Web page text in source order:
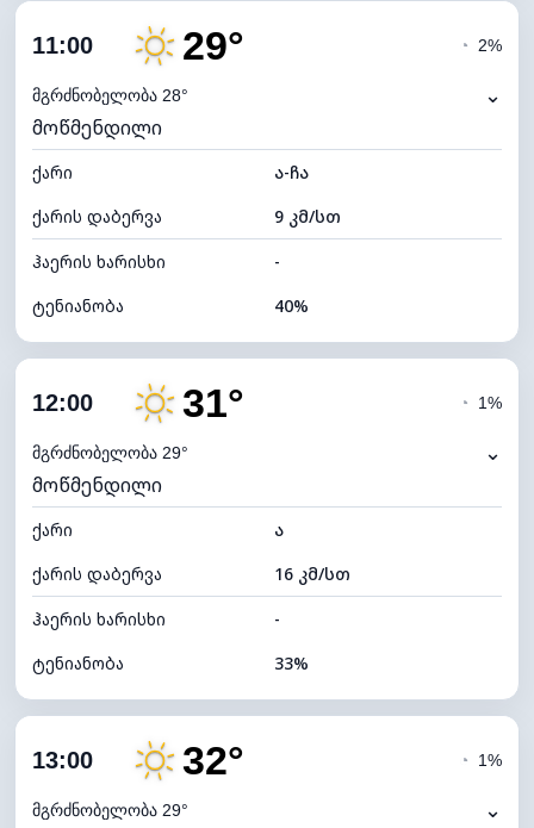
ღრუბლიანობა
ნამის წერტილი
ხილვადობა
განათების ინდექსი 7 (ნათელი)
ღრუბლის სიმაღლე 10080 მ
11:00 29°
მგრძნობელობა 28°
◔ 2%
⌄
მოწმენდილი
ქარი
ა-ჩა
ქარის დაბერვა
9 კმ/სთ
ჰაერის ხარისხი
-
ტენიანობა
40%
ღრუბლიანობა
ნამის წერტილი
ხილვადობა
განათების ინდექსი 7 (ნათელი)
ღრუბლის სიმაღლე 10240 მ
12:00 31°
მგრძნობელობა 29°
◔ 1%
⌄
მოწმენდილი
ქარი
ა
ქარის დაბერვა
16 კმ/სთ
ჰაერის ხარისხი
-
ტენიანობა
33%
ღრუბლიანობა
ნამის წერტილი
13:00 32°
მგრძნობელობა 29°
◔ 1%
⌄